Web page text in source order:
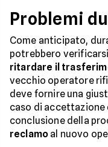
Problemi
Come anticipato,
potrebbero
ritardare il
vecchio operatore
deve fornire una
caso di accettazione
conclusione della
reclamo al nuovo